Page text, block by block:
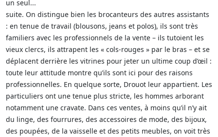
un seul...
suite. On distingue bien les brocanteurs des autres assistants
: en tenue de travail (blousons, jeans et polos), ils sont très
familiers avec les professionnels de la vente – ils tutoient les
vieux clercs, ils attrapent les « cols-rouges » par le bras – et se
déplacent derrière les vitrines pour jeter un ultime coup d’œil :
toute leur attitude montre qu’ils sont ici pour des raisons
professionnelles. En quelque sorte, Drouot leur appartient. Les
particuliers ont une tenue plus stricte, les hommes arborant
notamment une cravate. Dans ces ventes, à moins qu’il n’y ait
du linge, des fourrures, des accessoires de mode, des bijoux,
des poupées, de la vaisselle et des petits meubles, on voit très